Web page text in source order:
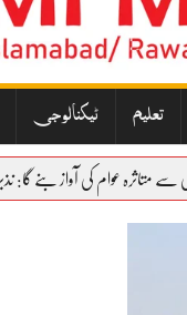
تعلیم ٹیکنالوجی